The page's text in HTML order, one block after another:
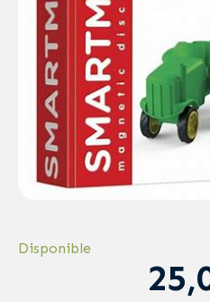
Disponible